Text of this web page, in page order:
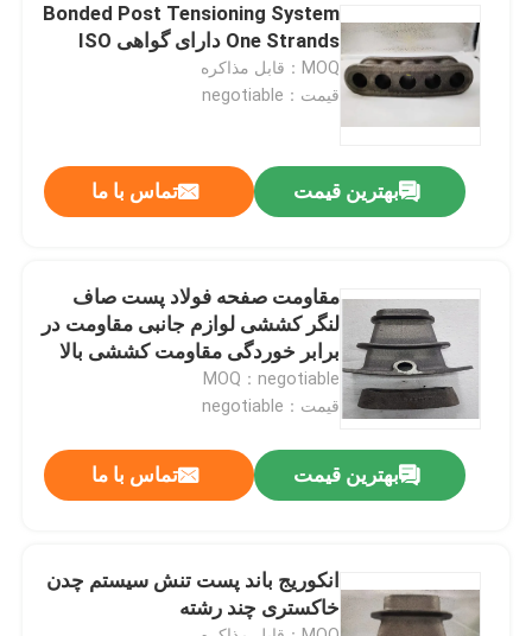
محصولات
دربارهی ما
کارخانه تور
تماس با ما
اخبار
همه موارد
گوه های پس کشش
Bonded Post Tensioning System
One Strands دارای گواهی ISO
MOQ：قابل مذاکره
قیمت：negotiable
بهترین قیمت تماس با ما
مقاومت صفحه فولاد پست صاف
لنگر کششی لوازم جانبی مقاومت در
برابر خوردگی مقاومت کششی بالا
MOQ：negotiable
قیمت：negotiable
بهترین قیمت تماس با ما
انکوریج باند پست تنش سیستم چدن
خاکستری چند رشته